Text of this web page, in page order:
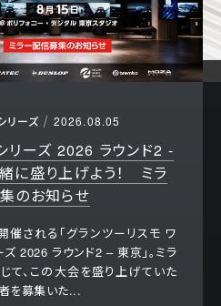
リーズ 2026.08.05
リーズ 2026 ラウンド2 -
に盛り上げよう！ ミラ
のお知らせ
催される「グランツーリスモ ワ
ズ 2026 ラウンド2 – 東京」。ミラ
て、この大会を盛り上げていた
を募集いた...